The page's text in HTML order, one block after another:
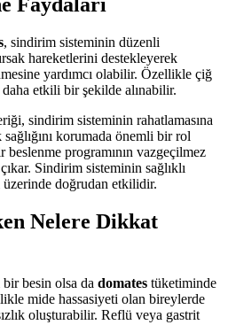
, sindirim sisteminin düzenli
hareketlerini destekleyerek
yardımcı olabilir. Özellikle çiğ
etkili bir şekilde alınabilir.
sindirim sisteminin rahatlamasına
korumada önemli bir rol
beslenme programının vazgeçilmez
Sindirim sisteminin sağlıklı
üzerinde doğrudan etkilidir.
Nelere Dikkat
besin olsa da domates tüketiminde
mide hassasiyeti olan bireylerde
oluşturabilir. Reflü veya gastrit